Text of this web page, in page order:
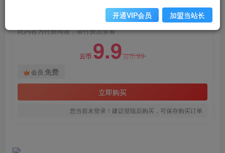
最新美团住宿分红项目，日赚300+
此内容为付费阅读，请付费后查看
云币 9.9云币99
会员 免费
立即购买
您当前未登录！建议登陆后购买，可保存购买订单
开通VIP会员 加盟当站长